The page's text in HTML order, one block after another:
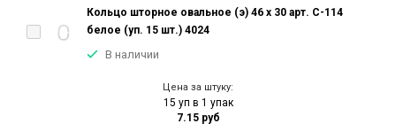
Кольцо шторное овальное (э) 46 х 30 арт. С-114
белое (уп. 15 шт.) 4024
В наличии
Цена за штуку:
15 уп в 1 упак
7.15 руб